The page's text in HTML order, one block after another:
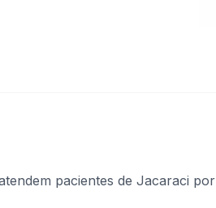
pacientes de Jacaraci por